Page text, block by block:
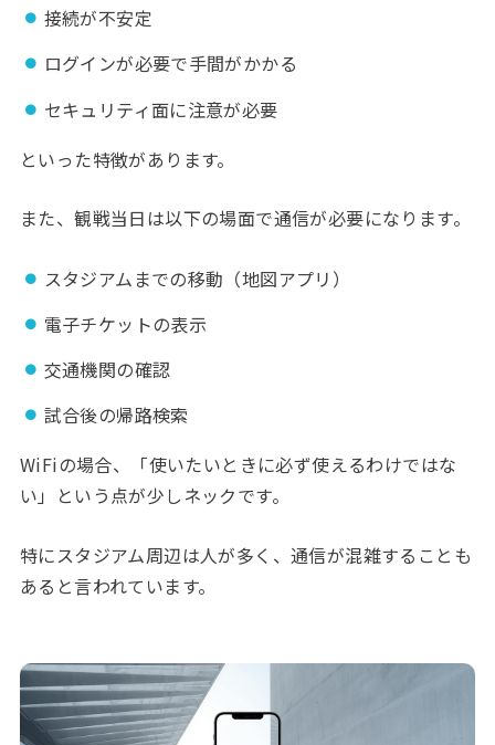
接続が不安定
ログインが必要で手間がかかる
セキュリティ面に注意が必要
といった特徴があります。
また、観戦当日は以下の場面で通信が必要になります。
スタジアムまでの移動（地図アプリ）
電子チケットの表示
交通機関の確認
試合後の帰路検索
WiFiの場合、「使いたいときに必ず使えるわけではな
い」という点が少しネックです。
特にスタジアム周辺は人が多く、通信が混雑することも
あると言われています。